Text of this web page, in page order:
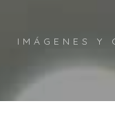
IMÁGENES Y